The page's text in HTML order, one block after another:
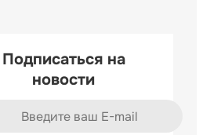
Подписаться на
новости